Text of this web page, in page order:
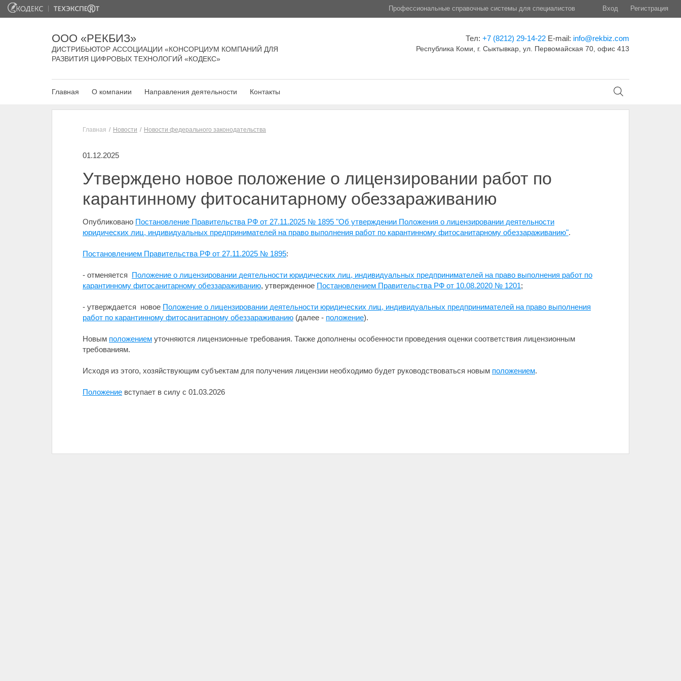
Профессиональные справочные системы для специалистов Вход Регистрация
ООО «РЕКБИЗ»
ДИСТРИБЬЮТОР АССОЦИАЦИИ «КОНСОРЦИУМ КОМПАНИЙ ДЛЯ
РАЗВИТИЯ ЦИФРОВЫХ ТЕХНОЛОГИЙ «КОДЕКС»
Тел: +7 (8212) 29-14-22 E-mail: info@rekbiz.com
Республика Коми, г. Сыктывкар, ул. Первомайская 70, офис 413
Главная О компании Направления деятельности Контакты
Главная Новости Новости федерального законодательства
01.12.2025
Утверждено новое положение о лицензировании работ по
карантинному фитосанитарному обеззараживанию
Опубликовано Постановление Правительства РФ от 27.11.2025 № 1895 "Об утверждении Положения о лицензировании деятельности
юридических лиц, индивидуальных предпринимателей на право выполнения работ по карантинному фитосанитарному обеззараживанию".
Постановлением Правительства РФ от 27.11.2025 № 1895:
- отменяется Положение о лицензировании деятельности юридических лиц, индивидуальных предпринимателей на право выполнения работ по
карантинному фитосанитарному обеззараживанию, утвержденное Постановлением Правительства РФ от 10.08.2020 № 1201;
- утверждается новое Положение о лицензировании деятельности юридических лиц, индивидуальных предпринимателей на право выполнения
работ по карантинному фитосанитарному обеззараживанию (далее - положение).
Новым положением уточняются лицензионные требования. Также дополнены особенности проведения оценки соответствия лицензионным
требованиям.
Исходя из этого, хозяйствующим субъектам для получения лицензии необходимо будет руководствоваться новым положением.
Положение вступает в силу с 01.03.2026